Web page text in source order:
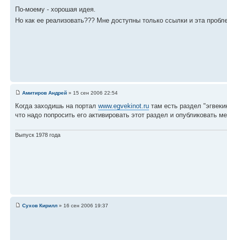
По-моему - хорошая идея.
Но как ее реализовать??? Мне доступны только ссылки и эта
Амитиров Андрей » 15 сен 2006 22:54
Когда заходишь на портал www.egvekinot.ru там есть раздел
что надо попросить его активировать этот раздел и опубликовать
Выпуск 1978 года
Сухов Кирилл » 16 сен 2006 19:37